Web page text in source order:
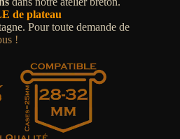
de plateau
Pour toute demande de
!